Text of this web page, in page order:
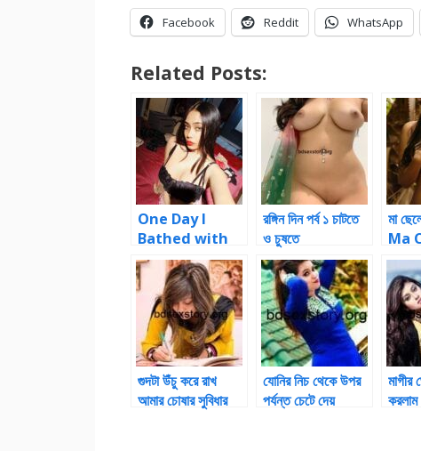
Facebook Reddit WhatsApp
Related Posts:
One Day I
Bathed with
My Cousin Bro
Story
রঙ্গিন দিন পর্ব ১ চাটতে
ও চুষতে
মা
Ma
গুদটা উঁচু করে রাখ
আমার চোষার সুবিধার
যোনির নিচ থেকে উপর
পর্যন্ত চেটে দেয়
মাগীর
করলাম